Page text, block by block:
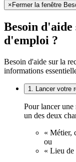
× Fermer la fenêtre
Besoin
d'emploi ?
Besoin d'aide sur la
informations
1. Lancer votre
Pour lancer une
un des deux
« Métier,
ou
« Lieu de